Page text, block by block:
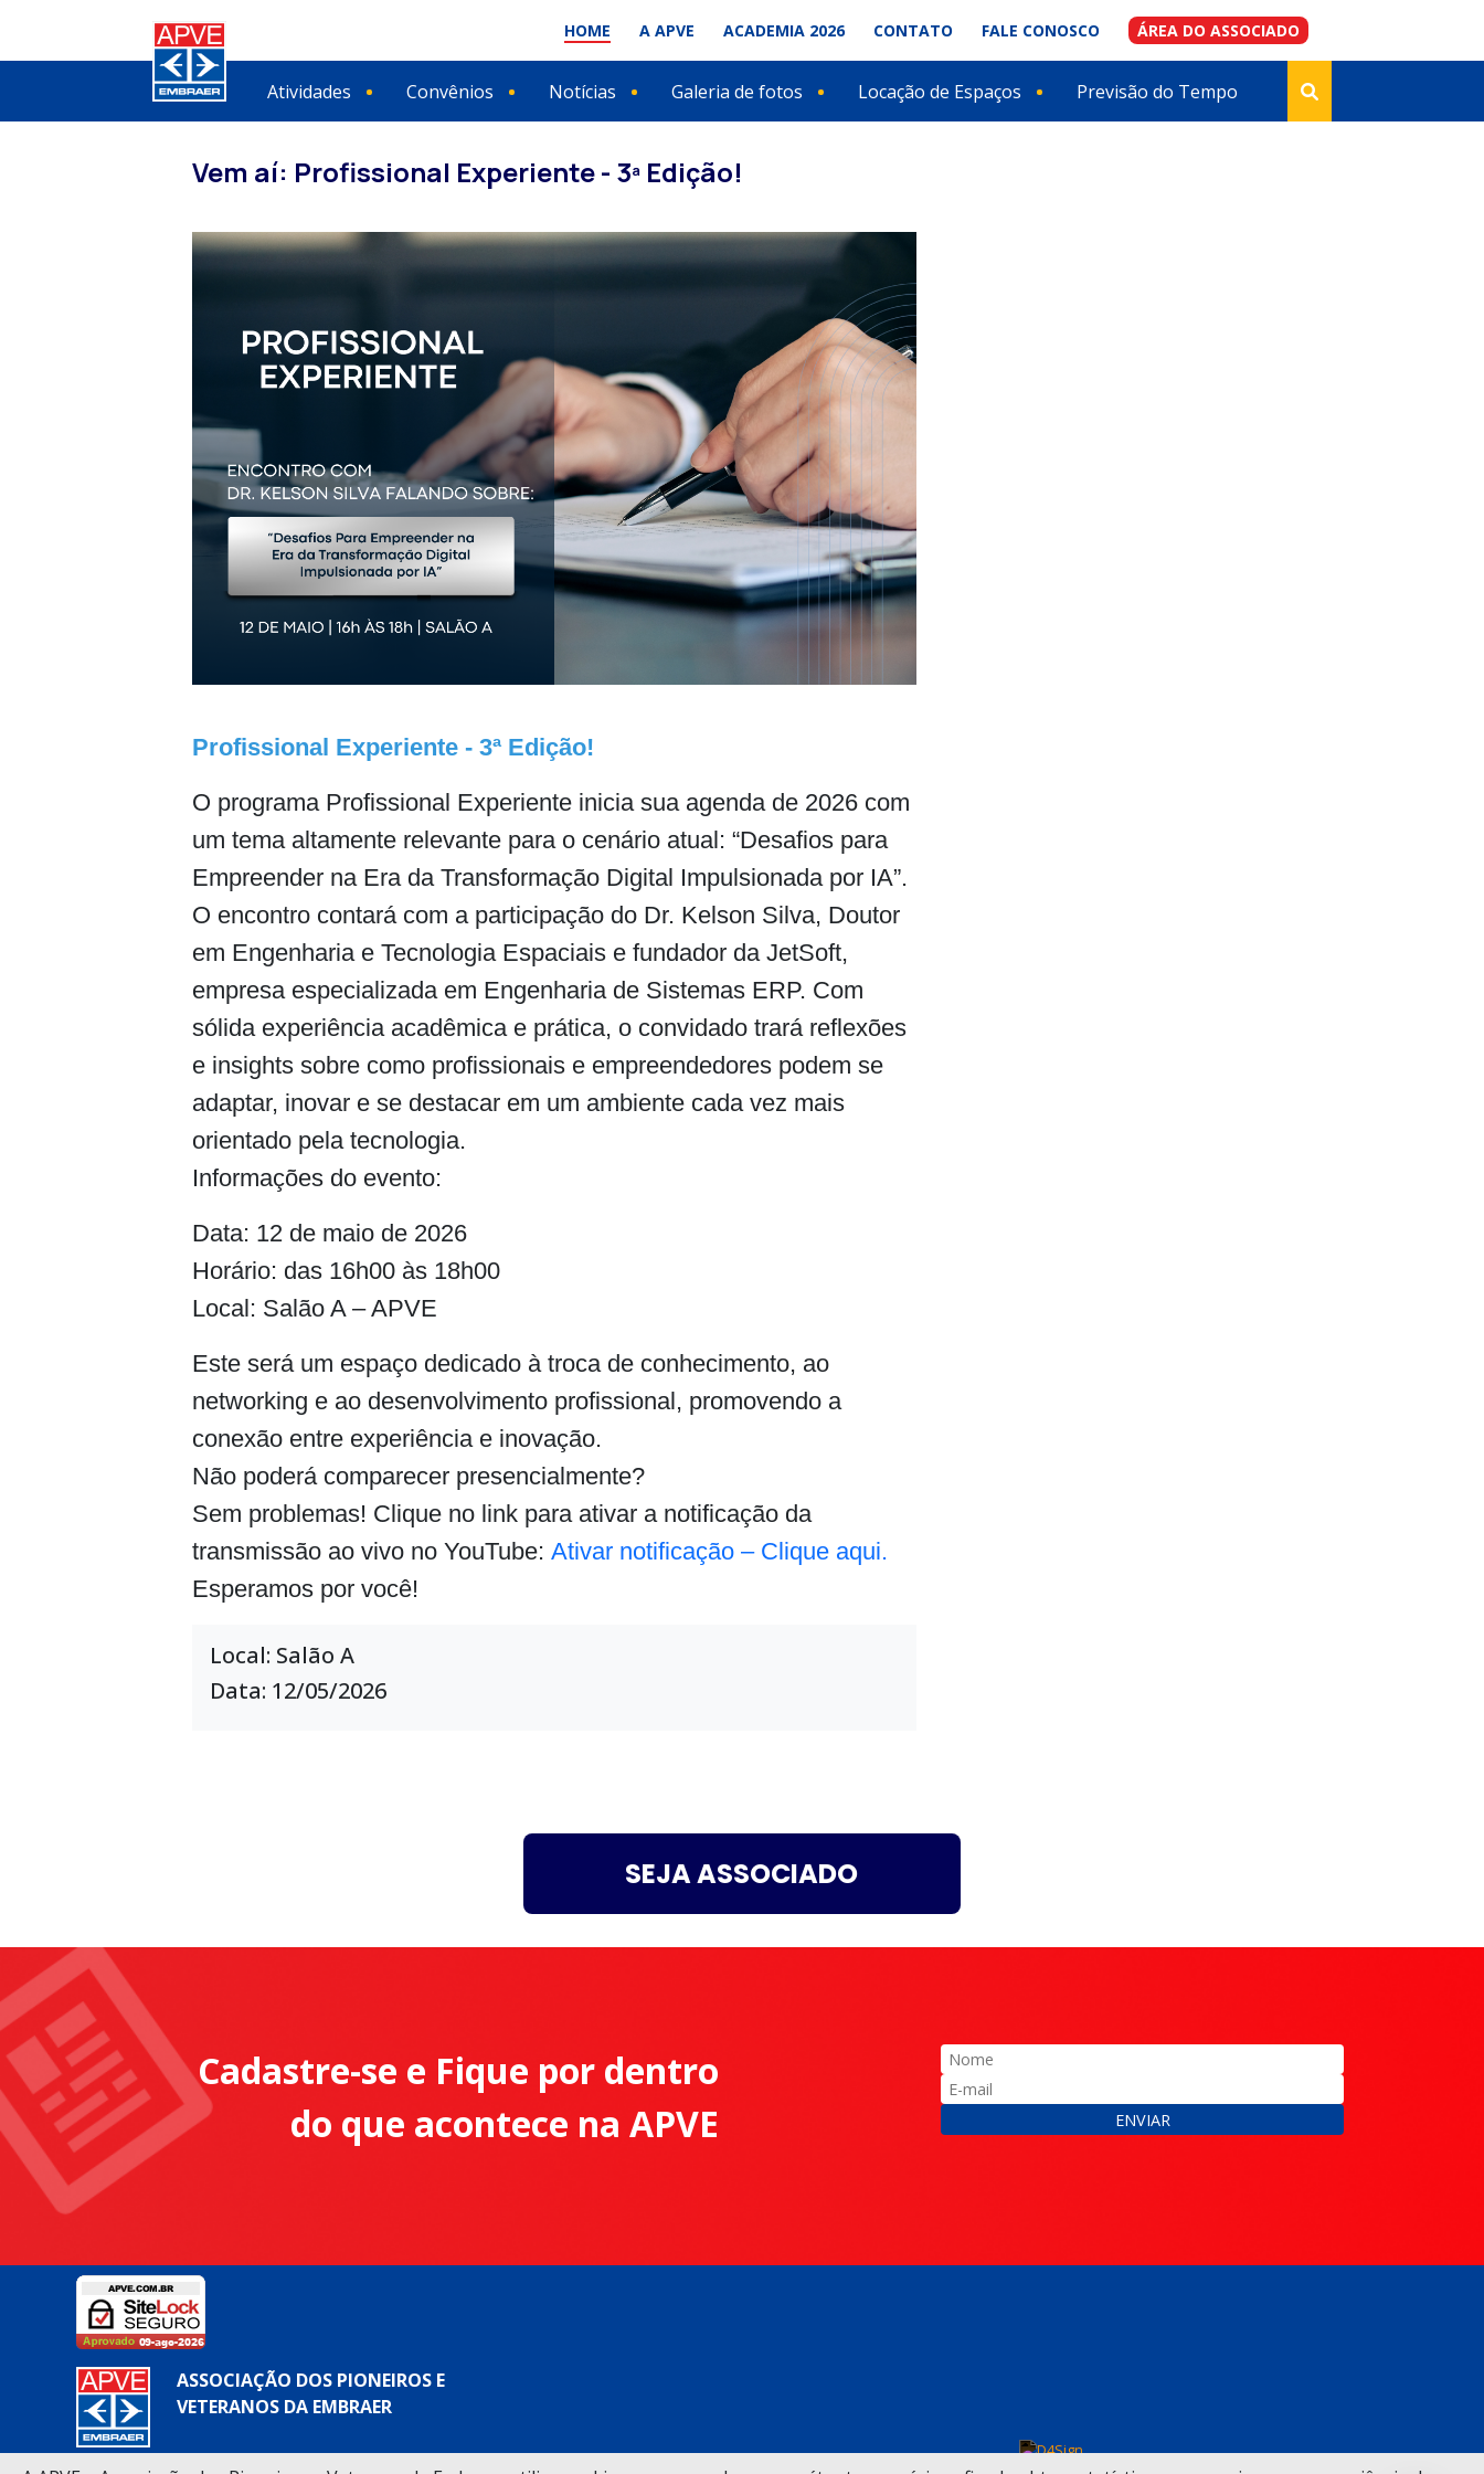
HOME A APVE ACADEMIA 2026 CONTATO FALE CONOSCO ÁREA DO ASSOCIADO
Atividades Convênios Notícias Galeria de fotos Locação de Espaços Previsão do Tempo
Vem aí: Profissional Experiente - 3ª Edição!
Profissional Experiente - 3ª Edição!
O programa Profissional Experiente inicia sua agenda de 2026 com
um tema altamente relevante para o cenário atual: “Desafios para
Empreender na Era da Transformação Digital Impulsionada por IA”.
O encontro contará com a participação do Dr. Kelson Silva, Doutor
em Engenharia e Tecnologia Espaciais e fundador da JetSoft,
empresa especializada em Engenharia de Sistemas ERP. Com
sólida experiência acadêmica e prática, o convidado trará reflexões
e insights sobre como profissionais e empreendedores podem se
adaptar, inovar e se destacar em um ambiente cada vez mais
orientado pela tecnologia.
Informações do evento:
Data: 12 de maio de 2026
Horário: das 16h00 às 18h00
Local: Salão A – APVE
Este será um espaço dedicado à troca de conhecimento, ao
networking e ao desenvolvimento profissional, promovendo a
conexão entre experiência e inovação.
Não poderá comparecer presencialmente?
Sem problemas! Clique no link para ativar a notificação da
transmissão ao vivo no YouTube: Ativar notificação – Clique aqui.
Esperamos por você!
Local: Salão A
Data: 12/05/2026
SEJA ASSOCIADO
Cadastre-se e Fique por dentro
do que acontece na APVE
ENVIAR
ASSOCIAÇÃO DOS PIONEIROS E
VETERANOS DA EMBRAER